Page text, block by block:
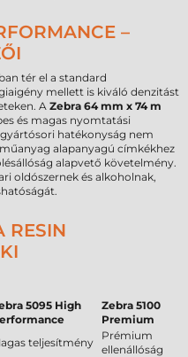
–
tér el a standard
mellett is kiváló denzitást
A Zebra 64 mm x 74 m
és magas nyomtatási
hatékonyság nem
alapanyagú címkékhez
alapvető követelmény.
oldószernek és alkoholnak,
RESIN
5095 High
Zebra 5100
Premium
teljesítmény
Prémium
ellenállóság